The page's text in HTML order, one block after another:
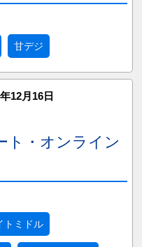
甘デジ
12月16日
ト・オンライン
トミドル